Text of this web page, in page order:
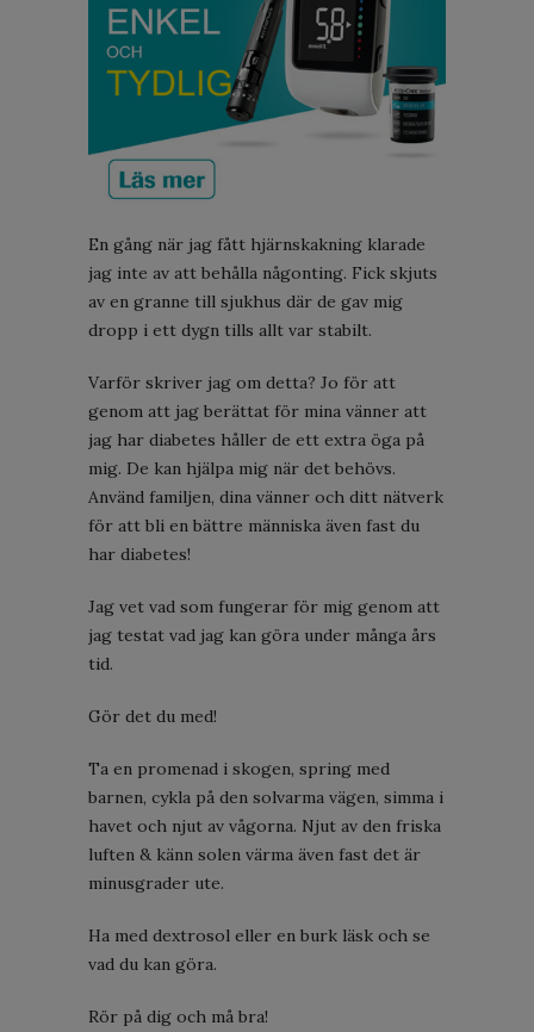
En gång när jag fått hjärnskakning klarade
jag inte av att behålla någonting. Fick skjuts
av en granne till sjukhus där de gav mig
dropp i ett dygn tills allt var stabilt.
Varför skriver jag om detta? Jo för att
genom att jag berättat för mina vänner att
jag har diabetes håller de ett extra öga på
mig. De kan hjälpa mig när det behövs.
Använd familjen, dina vänner och ditt nätverk
för att bli en bättre människa även fast du
har diabetes!
Jag vet vad som fungerar för mig genom att
jag testat vad jag kan göra under många års
tid.
Gör det du med!
Ta en promenad i skogen, spring med
barnen, cykla på den solvarma vägen, simma i
havet och njut av vågorna. Njut av den friska
luften & känn solen värma även fast det är
minusgrader ute.
Ha med dextrosol eller en burk läsk och se
vad du kan göra.
Rör på dig och må bra!